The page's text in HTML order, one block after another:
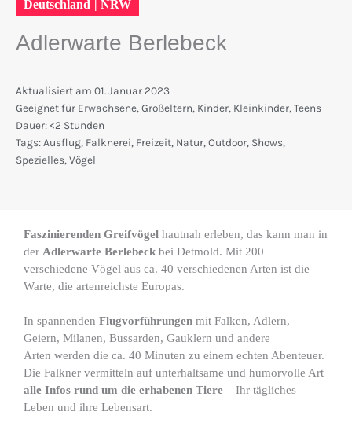
Deutschland | NRW
Adlerwarte Berlebeck
Aktualisiert am 01. Januar 2023
Geeignet für Erwachsene, Großeltern, Kinder, Kleinkinder, Teens
Dauer: <2 Stunden
Tags: Ausflug, Falknerei, Freizeit, Natur, Outdoor, Shows,
Spezielles, Vögel
Faszinierenden Greifvögel hautnah erleben, das kann man in
der Adlerwarte Berlebeck bei Detmold. Mit 200
verschiedene Vögel aus ca. 40 verschiedenen Arten ist die
Warte, die artenreichste Europas.
In spannenden Flugvorführungen mit Falken, Adlern,
Geiern, Milanen, Bussarden, Gauklern und andere
Arten werden die ca. 40 Minuten zu einem echten Abenteuer.
Die Falkner vermitteln auf unterhaltsame und humorvolle Art
alle Infos rund um die erhabenen Tiere – Ihr tägliches
Leben und ihre Lebensart.